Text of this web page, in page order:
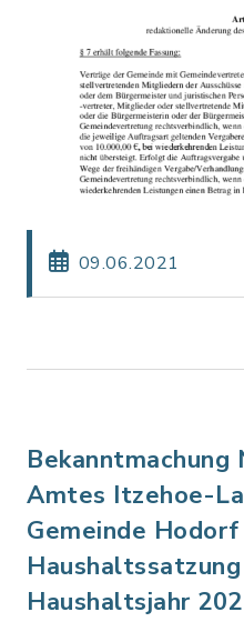
09.06.2021
Bekanntmachung
Amtes Itzehoe-
Gemeinde
Haushaltsjahr